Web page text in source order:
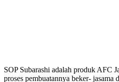
SOP Subarashi adalah produk AFC
proses pembuatannya beker- jasama